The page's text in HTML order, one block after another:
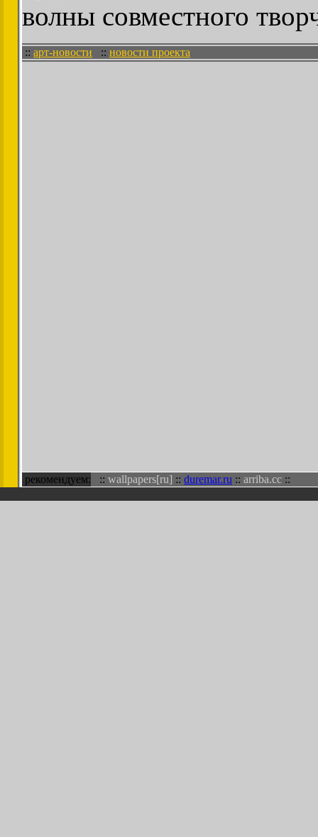
волны совместного
:: арт-новости :: новости проекта
рекомендуем: :: wallpapers[ru] :: duremar.ru :: arriba.cc ::